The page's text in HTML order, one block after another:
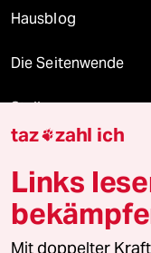
Hausblog
Die Seitenwende
Stellen
Unterstützen
taz zahl ich
Links
Mit doppelter